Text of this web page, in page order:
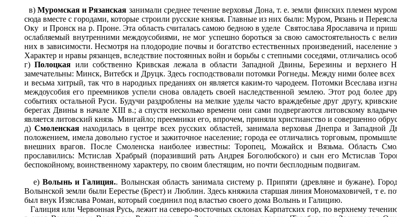
в) Муромская и Рязанская занимали среднее течение верховья Дона, т. е. земли финских племен
сюда вместе с городами, которые строили русские князья. Главные из них были: Муром, Рязань и
Оку и Пронск на р. Проне. Эта область считалась самою бедною в уделе Святослава Ярославича и
ослабляемый внутренними междоусобиями, не мог успешно бороться за свою самостоятельность с
них в зависимости. Несмотря на плодородие почвы и богатство естественных произведений,
Характер и нравы рязанцев, вследствие постоянных войн и борьбы с степными соседями, отличались
г)Полоцкая или собственно Кривская лежала в области Западной Двины, Березины и
замечательны: Минск, Витебск и Друцк. Здесь господствовали потомки Рогнеды. Между ними более всех
и весьма хитрый, так что в народиых преданиях он является каким-то чародеем. Потомки Всеслава
междоусобия его преемников успели снова овладеть своей наследственной землею. Этот род
событиях остальной Руси. Будучи раздроблены на мелкие уделы часто враждебные друг другу,
берегах Двины в начале XIII в.; а спустя несколько времени они сами подвергаются литовскому
является литовский князь Мингайло; преемники его, впрочем, приняли христианство и совершенно
д) Смоленскаянаходилась в центре всех русских областей, занимала верховья Днепра и
положением, имела довольно густое и зажиточное население; города ее отличались торговым,
внешних врагов. После Смоленска наиболее известны: Торопец, Можайск и Вязьма. Область
прославились: Мстислав Храбрый (поразивший рать Андрея Боголюбского) и сын его Мстислав
беспокойному, воинственному характеру, по своим блестящим, но почти бесплодным подвигам.
е)Волынь и Галиция.. Волынская область занимала систему р. Припяти (древляне и бужане).
Волынской земли были Еерестье (Брест) и Люблин. Здесь княжила старшая линия Мономаховичей, т е.
был внук Изяслава Роман, который соединил под властью своего дома Волынь и Галицию.
Галиция или Червонная Русь, лежит на северо-восточных склонах Карпатских гор, по верхнему